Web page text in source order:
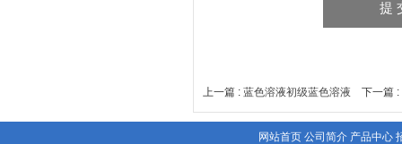
上一篇 : 蓝色溶液初级蓝色溶液 下一篇
网站首页 公司简介 产品中心